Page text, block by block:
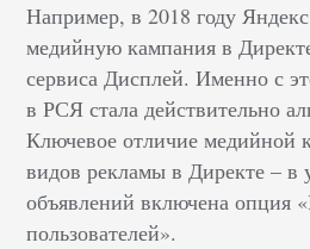
Например, в 2018 году Яндекс
медийную кампания в
сервиса Дисплей. Именно с
в РСЯ стала действительно
Ключевое отличие медийной
видов рекламы в Директе – в
объявлений включена опция
пользователей».